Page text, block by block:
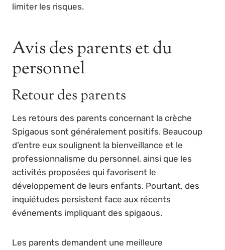
limiter les risques.
Avis des parents et du
personnel
Retour des parents
Les retours des parents concernant la crèche
Spigaous sont généralement positifs. Beaucoup
d’entre eux soulignent la bienveillance et le
professionnalisme du personnel, ainsi que les
activités proposées qui favorisent le
développement de leurs enfants. Pourtant, des
inquiétudes persistent face aux récents
événements impliquant des spigaous.
Les parents demandent une meilleure